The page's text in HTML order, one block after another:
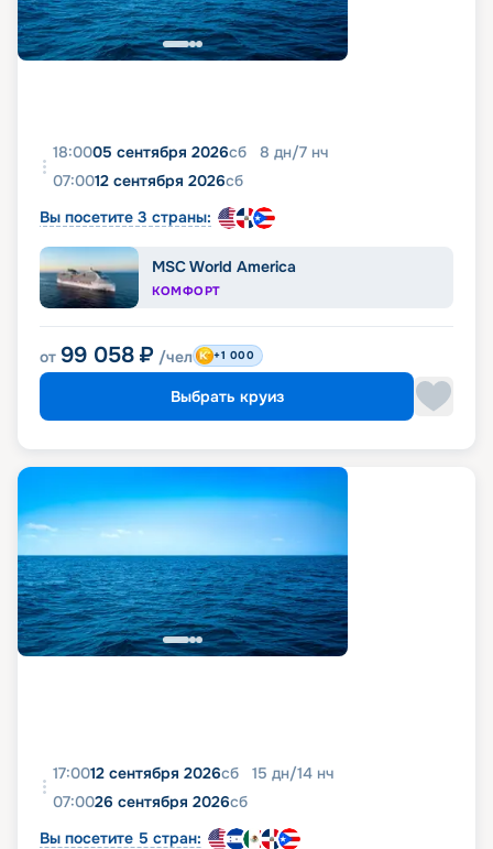
18:0005 сентября 2026сб 8 дн/7 нч
07:0012 сентября 2026сб
Вы посетите 3 страны:
MSC World America
КОМФОРТ
от 99 058 ₽ /чел +1 000
Выбрать круиз
17:0012 сентября 2026сб 15 дн/14 нч
07:0026 сентября 2026сб
Вы посетите 5 стран: